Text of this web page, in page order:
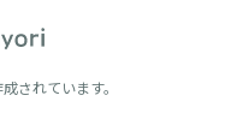
されています。